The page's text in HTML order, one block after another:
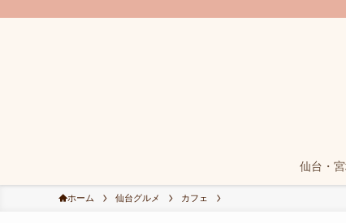
仙台・
ホーム 仙台グルメ カフェ